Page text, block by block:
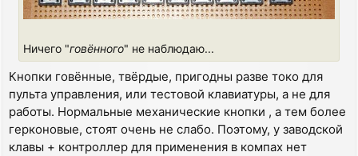
Ничего "говённого" не наблюдаю...
Кнопки говённые, твёрдые, пригодны разве токо для
пульта управления, или тестовой клавиатуры, а не для
работы. Нормальные механические кнопки , а тем более
герконовые, стоят очень не слабо. Поэтому, у заводской
клавы + контроллер для применения в компах нет